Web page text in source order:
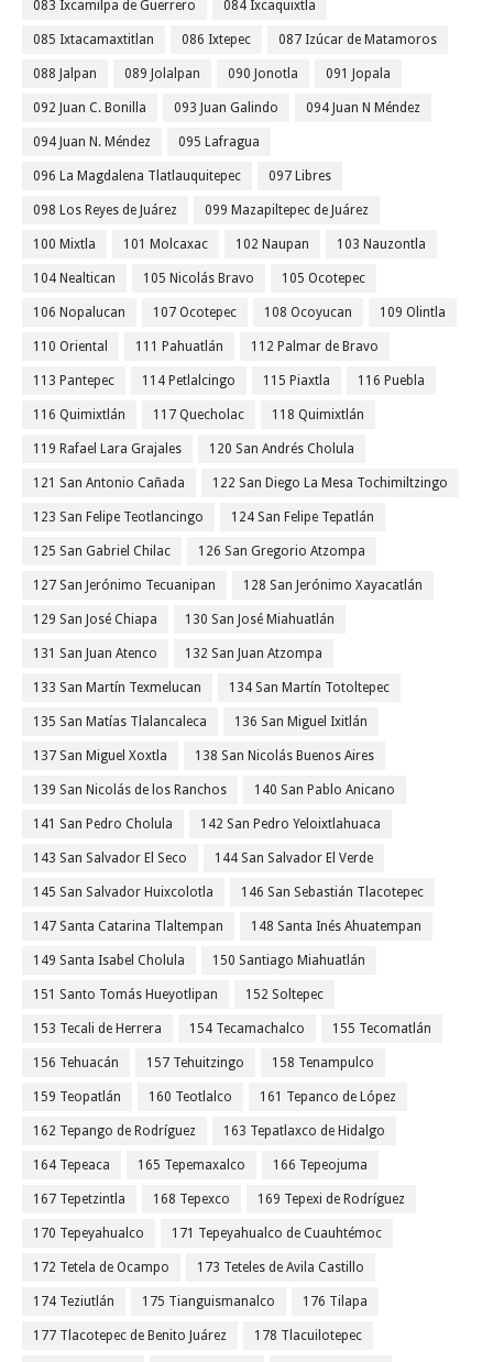
083 Ixcamilpa de Guerrero 084 Ixcaquixtla
085 Ixtacamaxtitlan 086 Ixtepec 087 Izúcar de Matamoros
088 Jalpan 089 Jolalpan 090 Jonotla 091 Jopala
092 Juan C. Bonilla 093 Juan Galindo 094 Juan N Méndez
094 Juan N. Méndez 095 Lafragua
096 La Magdalena Tlatlauquitepec 097 Libres
098 Los Reyes de Juárez 099 Mazapiltepec de Juárez
100 Mixtla 101 Molcaxac 102 Naupan 103 Nauzontla
104 Nealtican 105 Nicolás Bravo 105 Ocotepec
106 Nopalucan 107 Ocotepec 108 Ocoyucan 109 Olintla
110 Oriental 111 Pahuatlán 112 Palmar de Bravo
113 Pantepec 114 Petlalcingo 115 Piaxtla 116 Puebla
116 Quimixtlán 117 Quecholac 118 Quimixtlán
119 Rafael Lara Grajales 120 San Andrés Cholula
121 San Antonio Cañada 122 San Diego La Mesa Tochimiltzingo
123 San Felipe Teotlancingo 124 San Felipe Tepatlán
125 San Gabriel Chilac 126 San Gregorio Atzompa
127 San Jerónimo Tecuanipan 128 San Jerónimo Xayacatlán
129 San José Chiapa 130 San José Miahuatlán
131 San Juan Atenco 132 San Juan Atzompa
133 San Martín Texmelucan 134 San Martín Totoltepec
135 San Matías Tlalancaleca 136 San Miguel Ixitlán
137 San Miguel Xoxtla 138 San Nicolás Buenos Aires
139 San Nicolás de los Ranchos 140 San Pablo Anicano
141 San Pedro Cholula 142 San Pedro Yeloixtlahuaca
143 San Salvador El Seco 144 San Salvador El Verde
145 San Salvador Huixcolotla 146 San Sebastián Tlacotepec
147 Santa Catarina Tlaltempan 148 Santa Inés Ahuatempan
149 Santa Isabel Cholula 150 Santiago Miahuatlán
151 Santo Tomás Hueyotlipan 152 Soltepec
153 Tecali de Herrera 154 Tecamachalco 155 Tecomatlán
156 Tehuacán 157 Tehuitzingo 158 Tenampulco
159 Teopatlán 160 Teotlalco 161 Tepanco de López
162 Tepango de Rodríguez 163 Tepatlaxco de Hidalgo
164 Tepeaca 165 Tepemaxalco 166 Tepeojuma
167 Tepetzintla 168 Tepexco 169 Tepexi de Rodríguez
170 Tepeyahualco 171 Tepeyahualco de Cuauhtémoc
172 Tetela de Ocampo 173 Teteles de Avila Castillo
174 Teziutlán 175 Tianguismanalco 176 Tilapa
177 Tlacotepec de Benito Juárez 178 Tlacuilotepec